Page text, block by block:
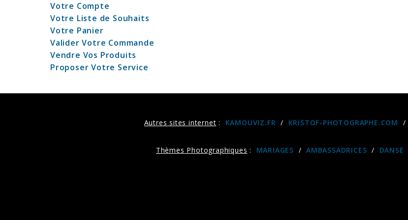
Votre Compte
Votre Liste de Souhaits
Votre Panier
Valider Votre Commande
Vendre Vos Produits
Proposer Votre Service
Autres sites internet : KAMOUVIZ.FR / KRISTOF-PHOTOGRAPHE.COM /
Thèmes Photographiques : MARIAGES /AMBASSADRICES / DANSE